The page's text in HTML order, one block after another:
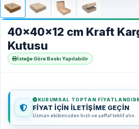
40x40x12 cm Kraft
Kutusu
İsteğe Göre Baskı Yapılabilir
KURUMSAL TOPTAN
FİYAT İÇİN İLETİŞİME GEÇİN
Uzman ekibimizden hızlı ve şeffaf teklif alın.